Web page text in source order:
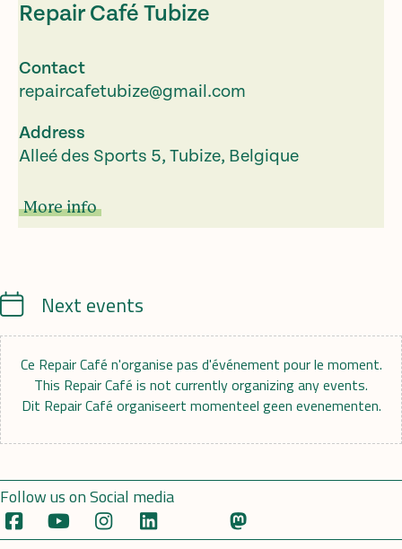
Repair Café Tubize
Contact
repaircafetubize@gmail.com
Address
Alleé des Sports 5, Tubize, Belgique
More info
CalendrierNext events
Ce Repair Café n'organise pas d'événement pour le moment.
This Repair Café is not currently organizing any events.
Dit Repair Café organiseert momenteel geen evenementen.
Follow us on Social media